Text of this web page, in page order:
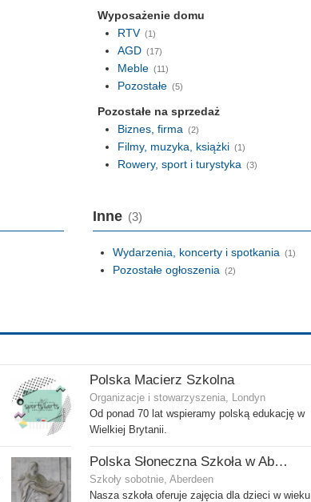
Wyposażenie domu
RTV (1)
AGD (17)
Meble (11)
Pozostałe (5)
Pozostałe na sprzedaż
Biznes, firma (2)
Filmy, muzyka, książki (1)
Rowery, sport i turystyka (3)
Inne (3)
Wydarzenia, koncerty i spotkania (1)
Pozostałe ogłoszenia (2)
Polska Macierz Szkolna
Organizacje i stowarzyszenia, Londyn
Od ponad 70 lat wspieramy polską edukację w
Wielkiej Brytanii.
Polska Słoneczna Szkoła w Aberdeen
Szkoły sobotnie, Aberdeen
Nasza szkoła oferuje zajęcia dla dzieci w wieku